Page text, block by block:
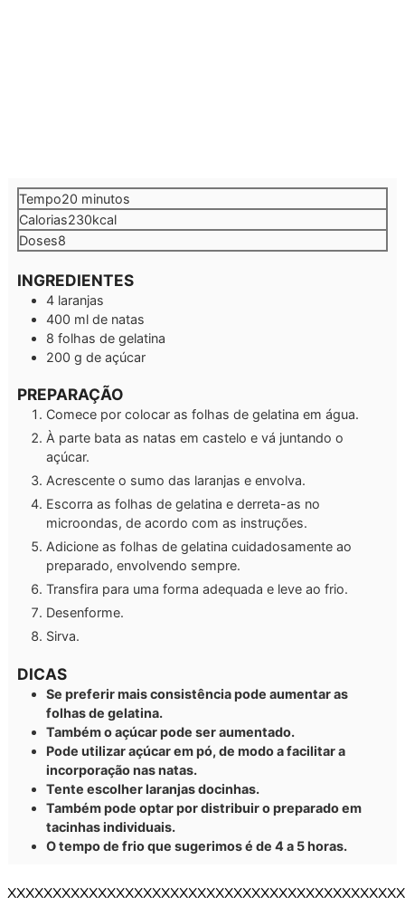
Tempo20 minutos
minutos
Calorias230kcal
Doses8
INGREDIENTES
4 laranjas
400 ml de natas
8 folhas de gelatina
200 g de açúcar
PREPARAÇÃO
Comece por colocar as folhas de gelatina em água.
À parte bata as natas em castelo e vá juntando o
açúcar.
Acrescente o sumo das laranjas e envolva.
Escorra as folhas de gelatina e derreta-as no
microondas, de acordo com as instruções.
Adicione as folhas de gelatina cuidadosamente ao
preparado, envolvendo sempre.
Transfira para uma forma adequada e leve ao frio.
Desenforme.
Sirva.
DICAS
Se preferir mais consistência pode aumentar as
folhas de gelatina.
Também o açúcar pode ser aumentado.
Pode utilizar açúcar em pó, de modo a facilitar a
incorporação nas natas.
Tente escolher laranjas docinhas.
Também pode optar por distribuir o preparado em
tacinhas individuais.
O tempo de frio que sugerimos é de 4 a 5 horas.